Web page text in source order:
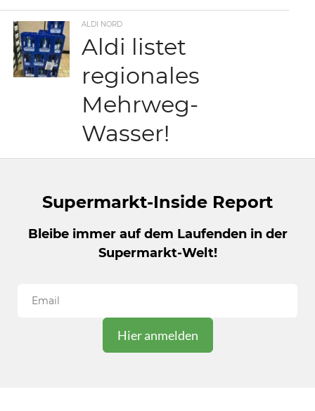
ALDI NORD
Aldi listet
regionales
Mehrweg-
Wasser!
Supermarkt-Inside Report
Bleibe immer auf dem Laufenden in der
Supermarkt-Welt!